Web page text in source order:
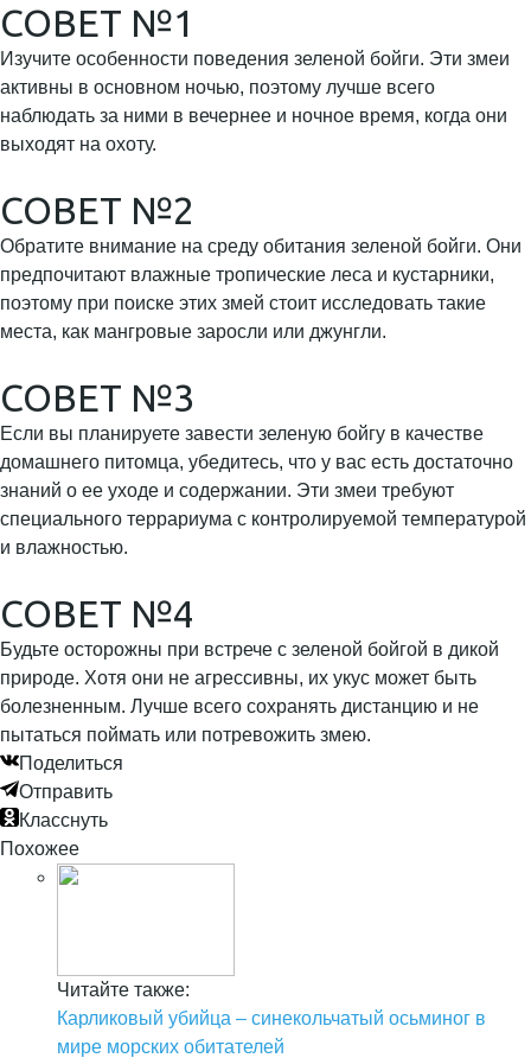
СОВЕТ №1
Изучите особенности поведения зеленой бойги. Эти змеи
активны в основном ночью, поэтому лучше всего
наблюдать за ними в вечернее и ночное время, когда они
выходят на охоту.
СОВЕТ №2
Обратите внимание на среду обитания зеленой бойги. Они
предпочитают влажные тропические леса и кустарники,
поэтому при поиске этих змей стоит исследовать такие
места, как мангровые заросли или джунгли.
СОВЕТ №3
Если вы планируете завести зеленую бойгу в качестве
домашнего питомца, убедитесь, что у вас есть достаточно
знаний о ее уходе и содержании. Эти змеи требуют
специального террариума с контролируемой температурой
и влажностью.
СОВЕТ №4
Будьте осторожны при встрече с зеленой бойгой в дикой
природе. Хотя они не агрессивны, их укус может быть
болезненным. Лучше всего сохранять дистанцию и не
пытаться поймать или потревожить змею.
Поделиться
Отправить
Класснуть
Похожее
Читайте также:
Карликовый убийца – синекольчатый осьминог в
мире морских обитателей